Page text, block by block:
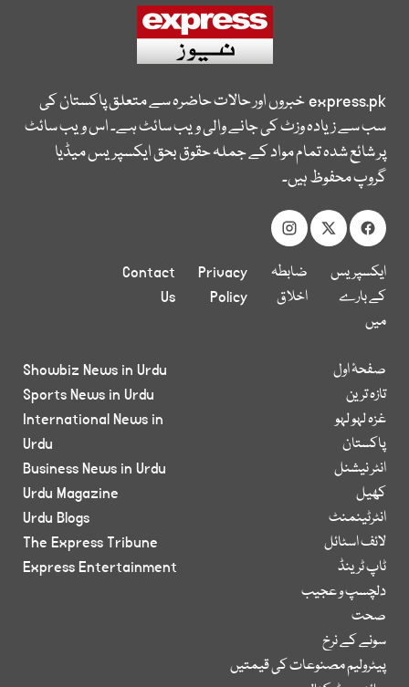
express.pkخبروں اور حالات حاضرہ سے متعلق پاکستان کی
سب سے زیادہ وزٹ کی جانے والی ویب سائٹ ہے۔ اس ویب سائٹ
پر شائع شدہ تمام مواد کے جملہ حقوق بحق ایکسپریس میڈیا
گروپ محفوظ ہیں۔
ایکسپریس
کے بارے
میں
ضابطہ
اخلاق
Privacy
Policy
Contact
Us
صفحۂ اول
تازہ ترین
غزہ لہو لہو
پاکستان
انٹر نیشنل
کھیل
انٹرٹینمنٹ
لائف اسٹائل
ٹاپ ٹرینڈ
دلچسپ و عجیب
صحت
سونے کے نرخ
پیٹرولیم مصنوعات کی قیمتیں
Showbiz News in Urdu
Sports News in Urdu
International News in
Urdu
Business News in Urdu
Urdu Magazine
Urdu Blogs
The Express Tribune
Express Entertainment